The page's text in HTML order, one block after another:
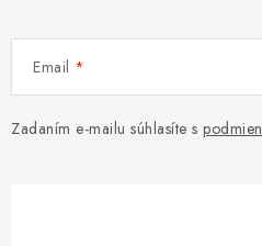
Email
Zadaním e-mailu súhlasíte s